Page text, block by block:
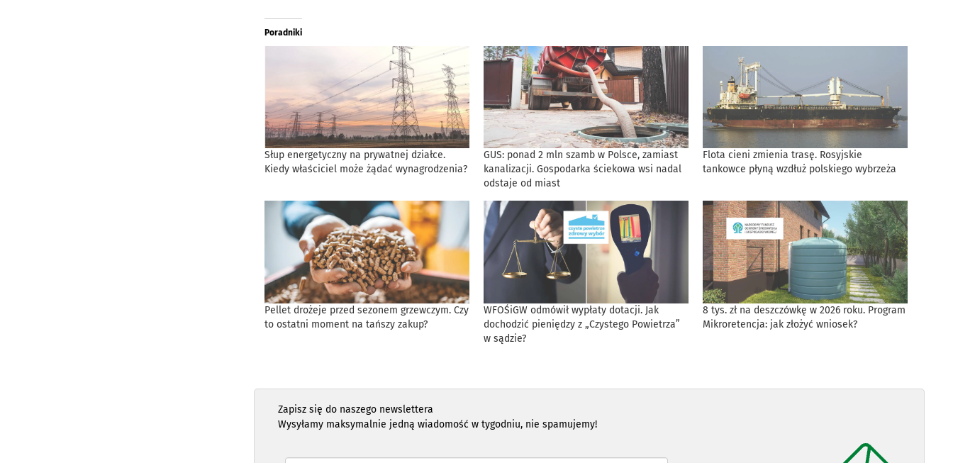
Poradniki
Słup energetyczny na prywatnej działce.
Kiedy właściciel może żądać wynagrodzenia?
GUS: ponad 2 mln szamb w Polsce, zamiast
kanalizacji. Gospodarka ściekowa wsi nadal
odstaje od miast
Flota cieni zmienia trasę. Rosyjskie
tankowce płyną wzdłuż polskiego wybrzeża
Pellet drożeje przed sezonem grzewczym. Czy
to ostatni moment na tańszy zakup?
WFOŚiGW odmówił wypłaty dotacji. Jak
dochodzić pieniędzy z „Czystego Powietrza”
w sądzie?
8 tys. zł na deszczówkę w 2026 roku. Program
Mikroretencja: jak złożyć wniosek?
Zapisz się do naszego newslettera
Wysyłamy maksymalnie jedną wiadomość w tygodniu, nie spamujemy!